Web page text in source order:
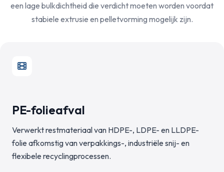
een lage bulkdichtheid die verdicht moeten worden voordat
stabiele extrusie en pelletvorming mogelijk zijn.
PE-folieafval
Verwerkt restmateriaal van HDPE-, LDPE- en LLDPE-
folie afkomstig van verpakkings-, industriële snij- en
flexibele recyclingprocessen.